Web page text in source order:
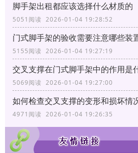
脚手架出租都应该选择什么材质的
5051阅读 2026-01-04 19:28:52
门式脚手架的验收需要注意哪些装
5155阅读 2026-01-04 19:27:19
交叉支撑在门式脚手架中的作用是
5069阅读 2026-01-04 19:27:00
如何检查交叉支撑的变形和损坏情
4971阅读 2026-01-04 19:26:35